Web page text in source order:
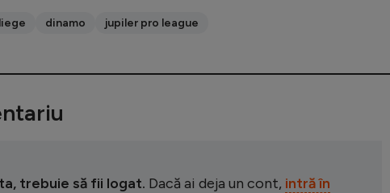
dinamo jupiler pro league
trebuie să fii logat. Dacă ai deja un cont, intră în